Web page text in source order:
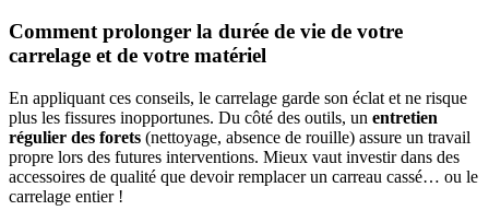
Comment prolonger la durée de vie de votre
carrelage et de votre matériel
En appliquant ces conseils, le carrelage garde son éclat et ne risque
plus les fissures inopportunes. Du côté des outils, un entretien
régulier des forets (nettoyage, absence de rouille) assure un travail
propre lors des futures interventions. Mieux vaut investir dans des
accessoires de qualité que devoir remplacer un carreau cassé… ou le
carrelage entier !